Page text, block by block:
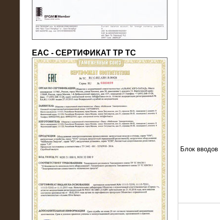
22.05.2016
Нагрузочный модуль в контейнере
10 МВт (0,4 кВ - напряжение)
ЕАС - СЕРТИФИКАТ ТР ТС
Блок вводов